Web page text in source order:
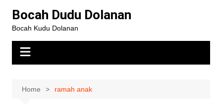
Bocah Dudu Dolanan
Bocah Kudu Dolanan
Home ramah anak